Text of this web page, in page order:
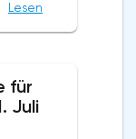
in
die
des
Lesen
für
Juli